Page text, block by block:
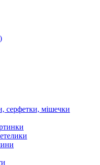
серфетки, мішечки